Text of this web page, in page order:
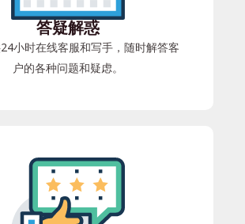
答疑解惑
小时在线客服和写手，随时解答客
户的各种问题和疑虑。